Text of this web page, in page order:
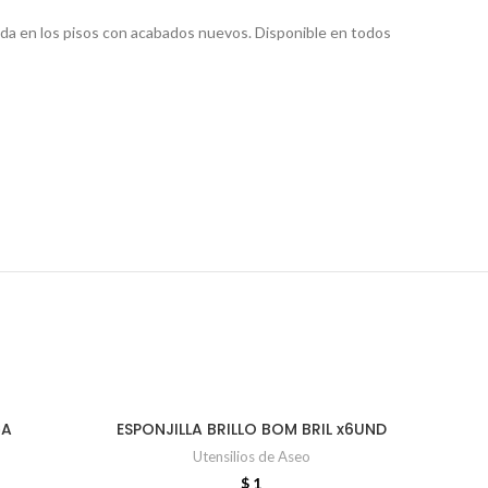
en los pisos con acabados nuevos. Disponible en todos
AÑADIR AL CARRITO
ESPONJILLA BRILLO BOM BRIL x6UND
Utensilios de Aseo
$ 1